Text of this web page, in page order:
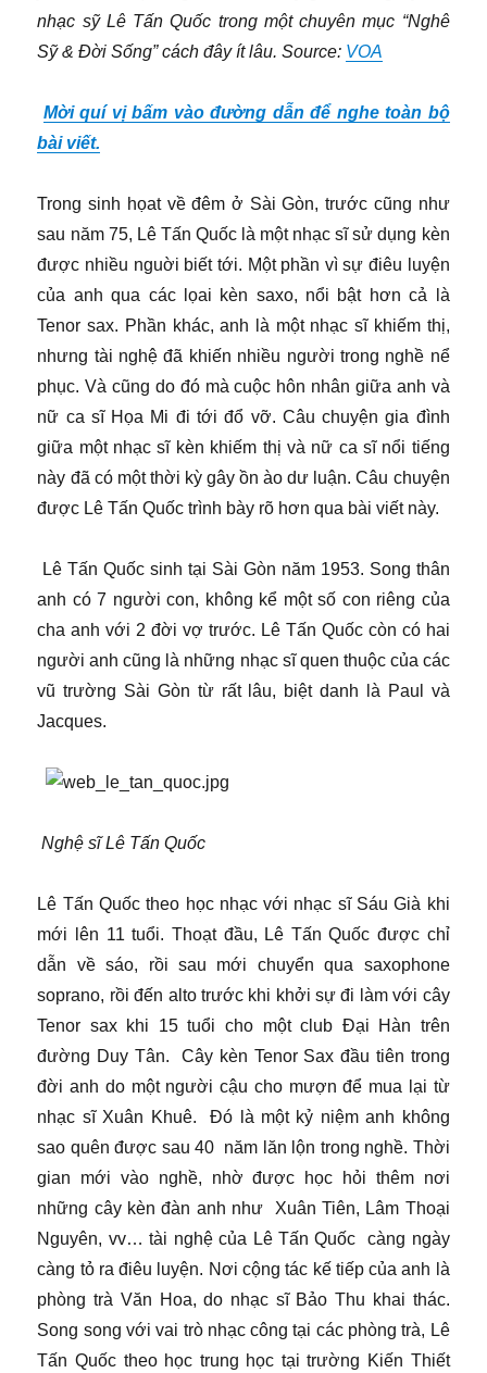
nhạc sỹ Lê Tấn Quốc trong một chuyên mục “Nghê
Sỹ & Đời Sống” cách đây ít lâu. Source: VOA
Mời quí vị bấm vào đường dẫn để nghe toàn bộ
bài viết.
Trong sinh họat về đêm ở Sài Gòn, trước cũng như
sau năm 75, Lê Tấn Quốc là một nhạc sĩ sử dụng kèn
được nhiều nguời biết tới. Một phần vì sự điêu luyện
của anh qua các lọai kèn saxo, nổi bật hơn cả là
Tenor sax. Phần khác, anh là một nhạc sĩ khiếm thị,
nhưng tài nghệ đã khiến nhiều người trong nghề nể
phục. Và cũng do đó mà cuộc hôn nhân giữa anh và
nữ ca sĩ Họa Mi đi tới đổ vỡ. Câu chuyện gia đình
giữa một nhạc sĩ kèn khiếm thị và nữ ca sĩ nổi tiếng
này đã có một thời kỳ gây ồn ào dư luận. Câu chuyện
được Lê Tấn Quốc trình bày rõ hơn qua bài viết này.
Lê Tấn Quốc sinh tại Sài Gòn năm 1953. Song thân
anh có 7 người con, không kể một số con riêng của
cha anh với 2 đời vợ trước. Lê Tấn Quốc còn có hai
người anh cũng là những nhạc sĩ quen thuộc của các
vũ trường Sài Gòn từ rất lâu, biệt danh là Paul và
Jacques.
Nghệ sĩ Lê Tấn Quốc
Lê Tấn Quốc theo học nhạc với nhạc sĩ Sáu Già khi
mới lên 11 tuổi. Thoạt đầu, Lê Tấn Quốc được chỉ
dẫn về sáo, rồi sau mới chuyển qua saxophone
soprano, rồi đến alto trước khi khởi sự đi làm với cây
Tenor sax khi 15 tuổi cho một club Đại Hàn trên
đường Duy Tân. Cây kèn Tenor Sax đầu tiên trong
đời anh do một người cậu cho mượn để mua lại từ
nhạc sĩ Xuân Khuê. Đó là một kỷ niệm anh không
sao quên được sau 40 năm lăn lộn trong nghề. Thời
gian mới vào nghề, nhờ được học hỏi thêm nơi
những cây kèn đàn anh như Xuân Tiên, Lâm Thoại
Nguyên, vv… tài nghệ của Lê Tấn Quốc càng ngày
càng tỏ ra điêu luyện. Nơi cộng tác kế tiếp của anh là
phòng trà Văn Hoa, do nhạc sĩ Bảo Thu khai thác.
Song song với vai trò nhạc công tại các phòng trà, Lê
Tấn Quốc theo học trung học tại trường Kiến Thiết